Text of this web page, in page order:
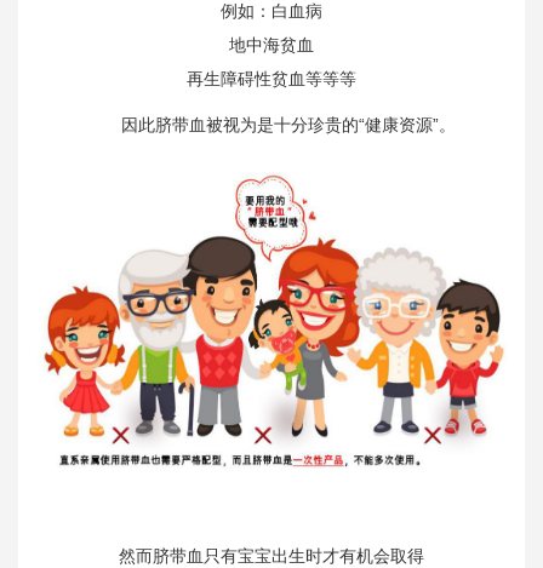
例如：白血病
地中海贫血
再生障碍性贫血等等等
因此脐带血被视为是十分珍贵的“健康资源”。
然而脐带血只有宝宝出生时才有机会取得